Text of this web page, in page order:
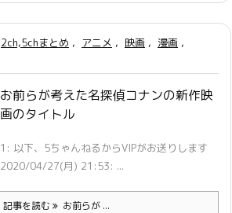
2ch,5chまとめ , アニメ , 映画 , 漫画 ,
お前らが考えた名探偵コナンの新作映
画のタイトル
1: 以下、5ちゃんねるからVIPがお送りします
2020/04/27(月) 21:53: ...
記事を読む お前らが ...